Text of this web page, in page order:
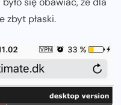
zbyt płaski.